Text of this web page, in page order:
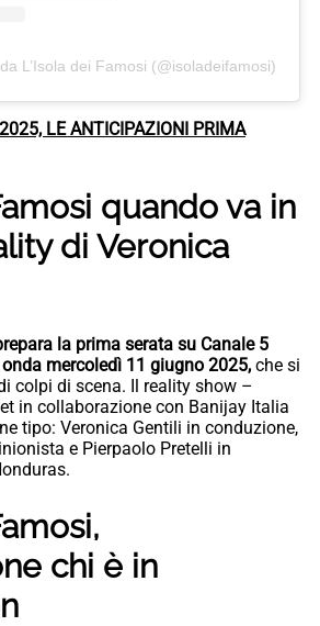
L’Isola dei Famosi (@isoladeifamosi)
LE ANTICIPAZIONI PRIMA
quando va in
di Veronica
la prima serata su Canale 5
mercoledì 11 giugno 2025, che si
colpi di scena. Il reality show –
in collaborazione con Banijay Italia
tipo: Veronica Gentili in conduzione,
e Pierpaolo Pretelli in
chi è in